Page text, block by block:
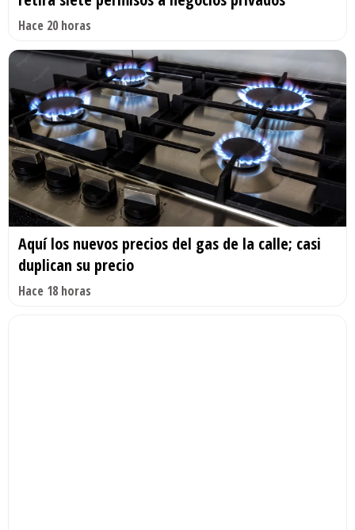
Hace 20 horas
Aquí los nuevos precios del gas de la calle; casi
duplican su precio
Hace 18 horas